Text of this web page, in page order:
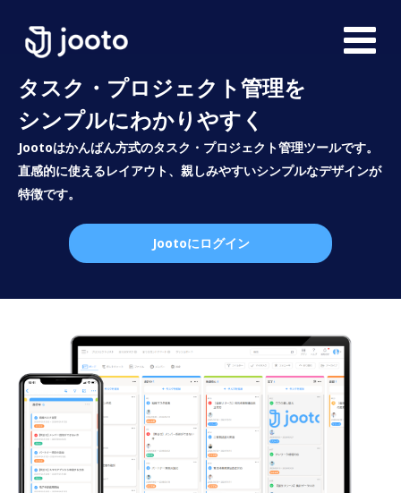
タスク・プロジェクト管理を
シンプルにわかりやすく
Jootoはかんばん方式のタスク・プロジェクト管理ツールです。
直感的に使えるレイアウト、親しみやすいシンプルなデザインが
特徴です。
Jootoにログイン